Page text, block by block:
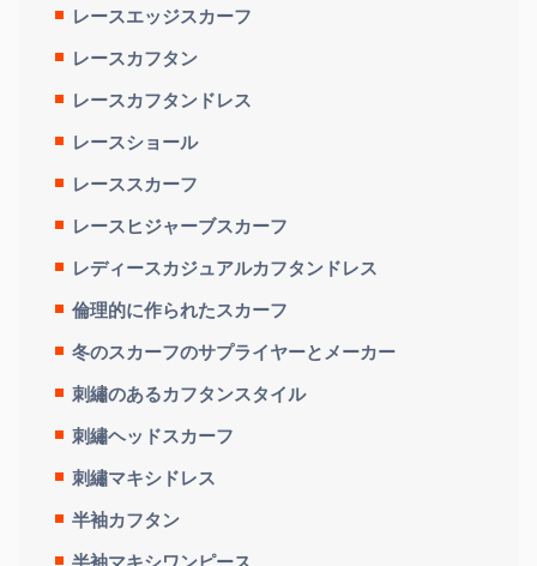
レースエッジスカーフ
レースカフタン
レースカフタンドレス
レースショール
レーススカーフ
レースヒジャーブスカーフ
レディースカジュアルカフタンドレス
倫理的に作られたスカーフ
冬のスカーフのサプライヤーとメーカー
刺繡のあるカフタンスタイル
刺繡ヘッドスカーフ
刺繡マキシドレス
半袖カフタン